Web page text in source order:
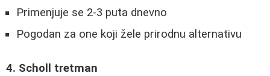
Primenjuje se 2-3 puta dnevno
Pogodan za one koji žele prirodnu alternativu
4. Scholl tretman